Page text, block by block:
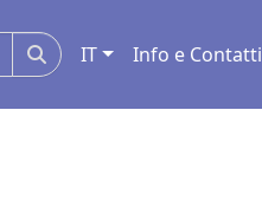
IT Info e Contatti